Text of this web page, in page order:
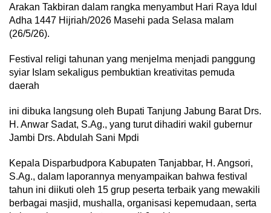
Arakan Takbiran dalam rangka menyambut Hari Raya Idul
Adha 1447 Hijriah/2026 Masehi pada Selasa malam
(26/5/26).
Festival religi tahunan yang menjelma menjadi panggung
syiar Islam sekaligus pembuktian kreativitas pemuda
daerah
ini dibuka langsung oleh Bupati Tanjung Jabung Barat Drs.
H. Anwar Sadat, S.Ag., yang turut dihadiri wakil gubernur
Jambi Drs. Abdulah Sani Mpdi
Kepala Disparbudpora Kabupaten Tanjabbar, H. Angsori,
S.Ag., dalam laporannya menyampaikan bahwa festival
tahun ini diikuti oleh 15 grup peserta terbaik yang mewakili
berbagai masjid, mushalla, organisasi kepemudaan, serta